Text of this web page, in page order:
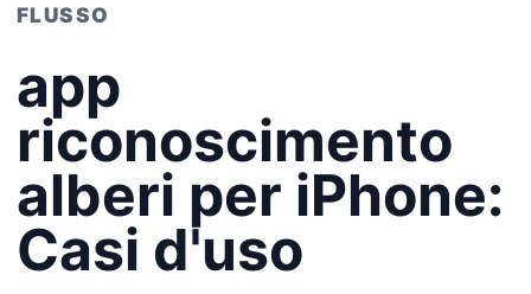
FLUSSO
app
riconoscimento
alberi per iPhone:
Casi d'uso